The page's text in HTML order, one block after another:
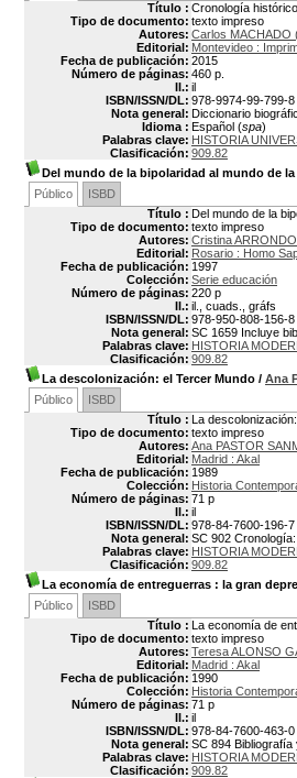
Título : Cronología
Tipo de documento: texto impreso
Autores: Carlos MACHADO
Editorial: Montevideo :
Fecha de publicación: 2015
Número de páginas: 460 p.
Il.: il
ISBN/ISSN/DL: 978-9974-99-799-8
Nota general: Diccionario
Idioma : Español (spa)
Palabras clave: HISTORIA
Clasificación: 909.82
Del mundo de la bipolaridad al mundo de
Público
ISBD
Título : Del mundo de la
Tipo de documento: texto impreso
Autores: Cristina ARRONDO
Editorial: Rosario : Homo
Fecha de publicación: 1997
Colección: Serie educación
Número de páginas: 220 p
Il.: il., cuads., gráfs
ISBN/ISSN/DL: 978-950-808-156-8
Nota general: SC 1659 Incluye
Palabras clave: HISTORIA
Clasificación: 909.82
La descolonización: el Tercer Mundo / Ana
Público
ISBD
Título : La
Tipo de documento: texto impreso
Autores: Ana PASTOR
Editorial: Madrid : Akal
Fecha de publicación: 1989
Colección: Historia
Número de páginas: 71 p
Il.: il
ISBN/ISSN/DL: 978-84-7600-196-7
Nota general: SC 902
Palabras clave: HISTORIA
Clasificación: 909.82
La economía de entreguerras : la gran
Público
ISBD
Título : La economía de
Tipo de documento: texto impreso
Autores: Teresa ALONSO
Editorial: Madrid : Akal
Fecha de publicación: 1990
Colección: Historia
Número de páginas: 71 p
Il.: il
ISBN/ISSN/DL: 978-84-7600-463-0
Nota general: SC 894
Palabras clave: HISTORIA
Clasificación: 909.82